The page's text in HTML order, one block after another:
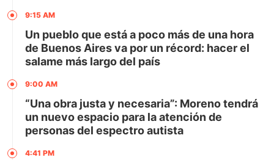
9:15 AM
Un pueblo que está a poco más de una hora
de Buenos Aires va por un récord: hacer el
salame más largo del país
9:00 AM
“Una obra justa y necesaria”: Moreno tendrá
un nuevo espacio para la atención de
personas del espectro autista
4:41 PM